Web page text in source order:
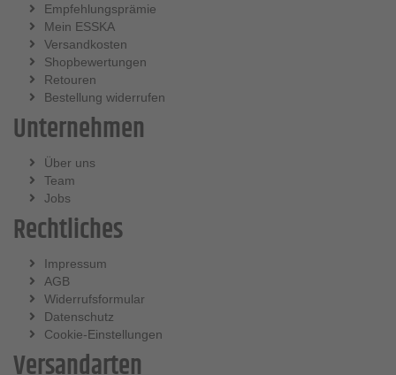
Empfehlungsprämie
Mein ESSKA
Versandkosten
Shopbewertungen
Retouren
Bestellung widerrufen
Unternehmen
Über uns
Team
Jobs
Rechtliches
Impressum
AGB
Widerrufsformular
Datenschutz
Cookie-Einstellungen
Versandarten